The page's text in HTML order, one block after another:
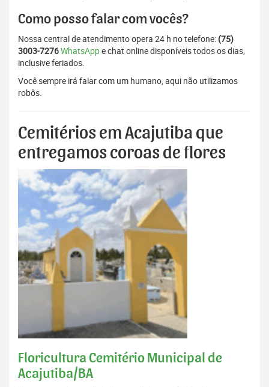
Como posso falar com vocês?
Nossa central de atendimento opera 24 h no telefone: (75)
3003-7276WhatsAppe chat online disponíveis todos os dias,
inclusive feriados.
Você sempre irá falar com um humano, aqui não utilizamos
robôs.
Cemitérios em Acajutiba que
entregamos coroas de flores
Floricultura Cemitério Municipal de
Acajutiba/BA